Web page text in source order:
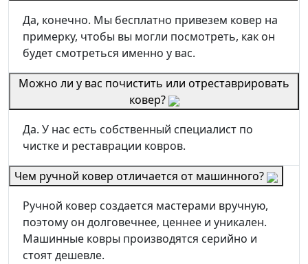
Да, конечно. Мы бесплатно привезем ковер на
примерку, чтобы вы могли посмотреть, как он
будет смотреться именно у вас.
Можно ли у вас почистить или отреставрировать
ковер?
Да. У нас есть собственный специалист по
чистке и реставрации ковров.
Чем ручной ковер отличается от машинного?
Ручной ковер создается мастерами вручную,
поэтому он долговечнее, ценнее и уникален.
Машинные ковры производятся серийно и
стоят дешевле.